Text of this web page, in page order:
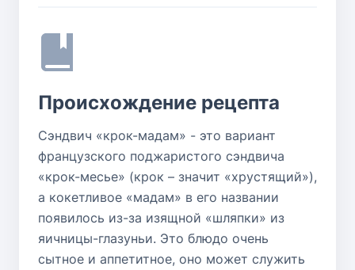
Происхождение рецепта
Сэндвич «крок-мадам» - это вариант
французского поджаристого сэндвича
«крок-месье» (крок – значит «хрустящий»),
а кокетливое «мадам» в его названии
появилось из-за изящной «шляпки» из
яичницы-глазуньи. Это блюдо очень
сытное и аппетитное, оно может служить